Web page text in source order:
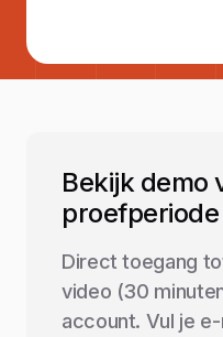
Bekijk demo
proefperiode
Direct toegang
video (30
account. Vul je